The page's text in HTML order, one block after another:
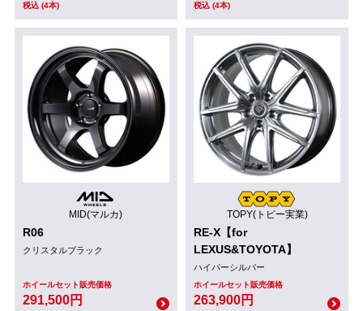
税込 (4本) 税込 (4本)
MID(マルカ)
R06
クリスタルブラック
ホイールセット販売価格
291,500円
TOPY(トピー実業)
RE-X【for
LEXUS&TOYOTA】
ハイパーシルバー
ホイールセット販売価格
263,900円